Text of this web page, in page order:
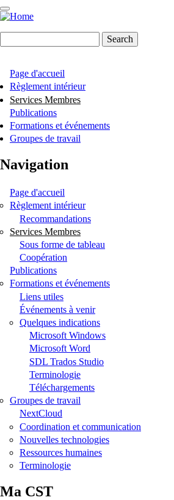
Skip
to
Navigation
principale
Page d'accueil
Règlement intérieur
Services Membres
Publications
Formations et événements
Groupes de travail
Navigation
Page d'accueil
Règlement intérieur
Recommandations
Services Membres
Sous forme de tableau
Coopération
Publications
Formations et événements
Liens utiles
Événements à venir
Quelques indications
Microsoft Windows
Microsoft Word
SDL Trados Studio
Terminologie
Téléchargements
Groupes de travail
NextCloud
Coordination et communication
Nouvelles technologies
Ressources humaines
Terminologie
Ma CST